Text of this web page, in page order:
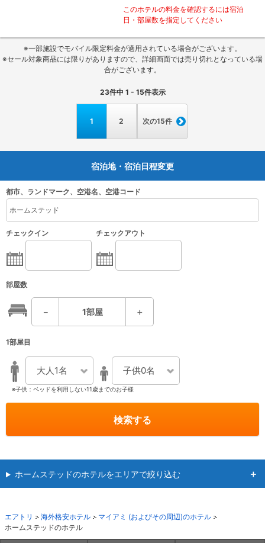
このホテルの料金を確認するには宿泊
日・部屋数を指定してください
※一部施設でモバイル限定料金が適用されている場合がございます。
※セール対象商品には限りがありますので、詳細画面では売り切れとなっている場
合がございます。
23件中 1 - 15件表示
1 2 次の15件
宿泊地・宿泊日程変更
都市、ランドマーク、空港名、空港コード
チェックイン チェックアウト
部屋数
－ 1部屋 ＋
1部屋目
大人1名 子供0名
※子供：ベッドを利用しない11歳までのお子様
検索する
ホームステッドのホテルをエリアで絞り込む
エアトリ 海外格安ホテル
マイアミ (およびその周辺)のホテル
ホームステッドのホテル